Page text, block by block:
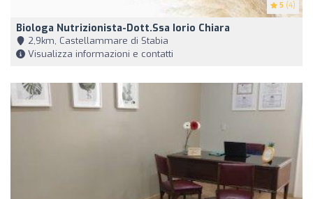
5 (4)
Biologa Nutrizionista-Dott.ssa Iorio Chiara
2,9km, Castellammare di Stabia
Visualizza informazioni e contatti